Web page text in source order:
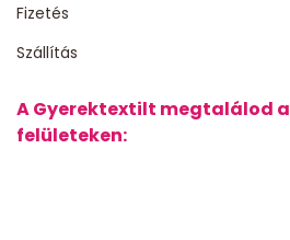
Fizetés
Szállítás
A Gyerektextilt megtalálod
felületeken: